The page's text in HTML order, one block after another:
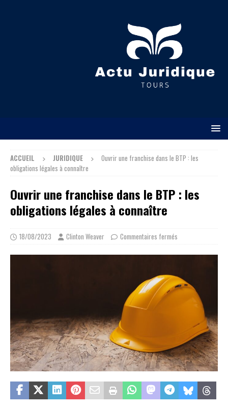
ACCUEIL JURIDIQUE
Ouvrir une franchise dans le BTP : les
obligations légales à connaître
Ouvrir une franchise dans le BTP : les
obligations légales à connaître
18/08/2023 Clinton Weaver Commentaires fermés